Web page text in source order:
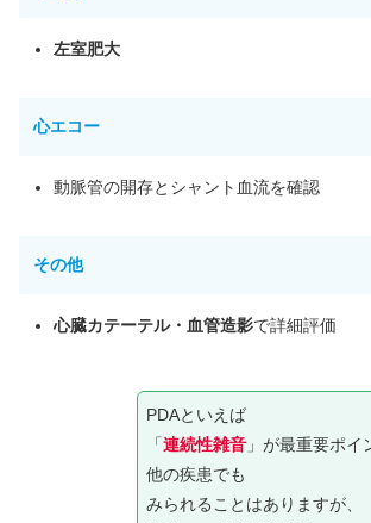
左室肥大
心エコー
動脈管の開存とシャント血流を確認
その他
心臓カテーテル・血管造影で詳細評価
PDAといえば
「連続性雑音 」が最重要ポイ
他の疾患でも
みられることはありますが、